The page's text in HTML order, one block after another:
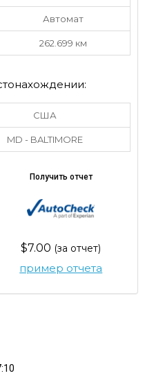
Автомат
262.699 км
США
MD - BALTIMORE
Получить отчет
$7.00 (за отчет)
пример отчета